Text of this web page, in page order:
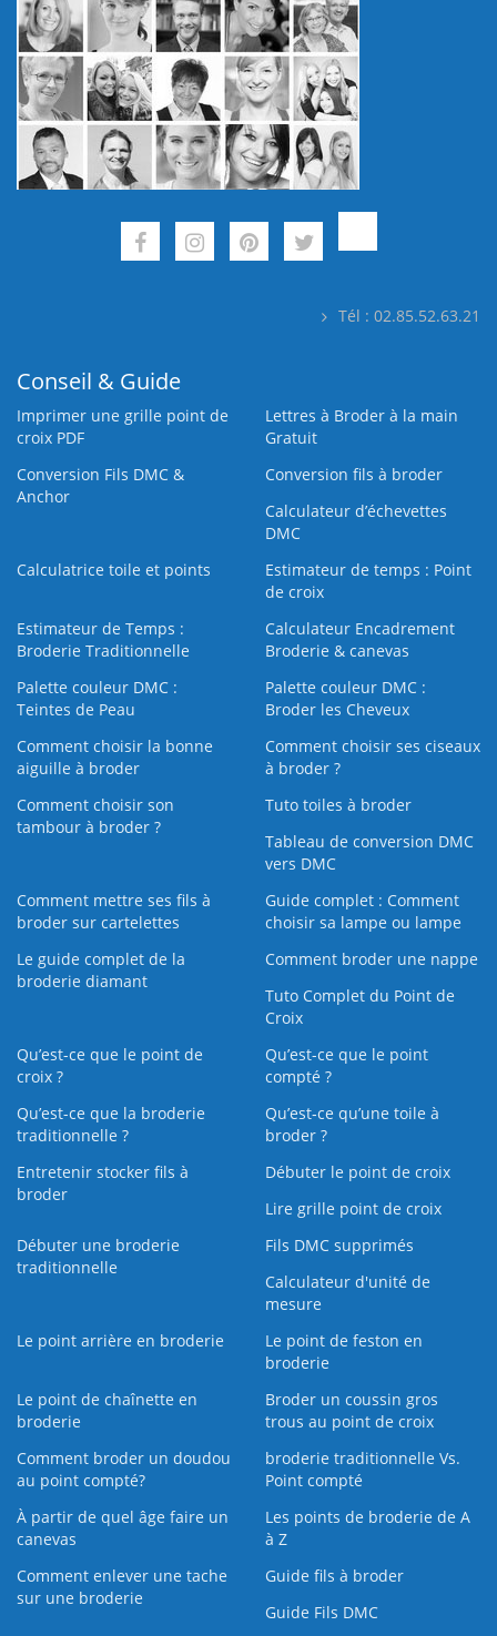
Tél : 02.85.52.63.21
Conseil & Guide
Imprimer une grille point de
croix PDF
Lettres à Broder à la main
Gratuit
Conversion Fils DMC &
Anchor
Conversion fils à broder
Calculateur d’échevettes
DMC
Calculatrice toile et points
Estimateur de temps : Point
de croix
Estimateur de Temps :
Broderie Traditionnelle
Calculateur Encadrement
Broderie & canevas
Palette couleur DMC :
Teintes de Peau
Palette couleur DMC :
Broder les Cheveux
Comment choisir la bonne
aiguille à broder
Comment choisir ses ciseaux
à broder ?
Comment choisir son
tambour à broder ?
Tuto toiles à broder
Tableau de conversion DMC
vers DMC
Comment mettre ses fils à
broder sur cartelettes
Guide complet : Comment
choisir sa lampe ou lampe
Le guide complet de la
broderie diamant
Comment broder une nappe
Tuto Complet du Point de
Croix
Qu’est-ce que le point de
croix ?
Qu’est-ce que le point
compté ?
Qu’est-ce que la broderie
traditionnelle ?
Qu’est‑ce qu’une toile à
broder ?
Entretenir stocker fils à
broder
Débuter le point de croix
Lire grille point de croix
Débuter une broderie
traditionnelle
Fils DMC supprimés
Calculateur d'unité de
mesure
Le point arrière en broderie
Le point de feston en
broderie
Le point de chaînette en
broderie
Broder un coussin gros
trous au point de croix
Comment broder un doudou
au point compté?
broderie traditionnelle Vs.
Point compté
À partir de quel âge faire un
canevas
Les points de broderie de A
à Z
Comment enlever une tache
sur une broderie
Guide fils à broder
Guide Fils DMC